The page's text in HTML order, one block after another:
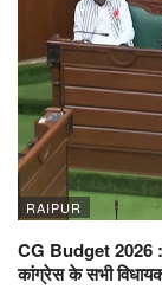
RAIPUR
CG Budget 2026 :
कांग्रेस के सभी